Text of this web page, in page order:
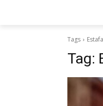
Tags
Tag: